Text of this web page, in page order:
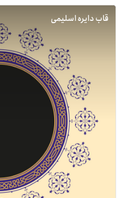
قاب دایره اسلیمی